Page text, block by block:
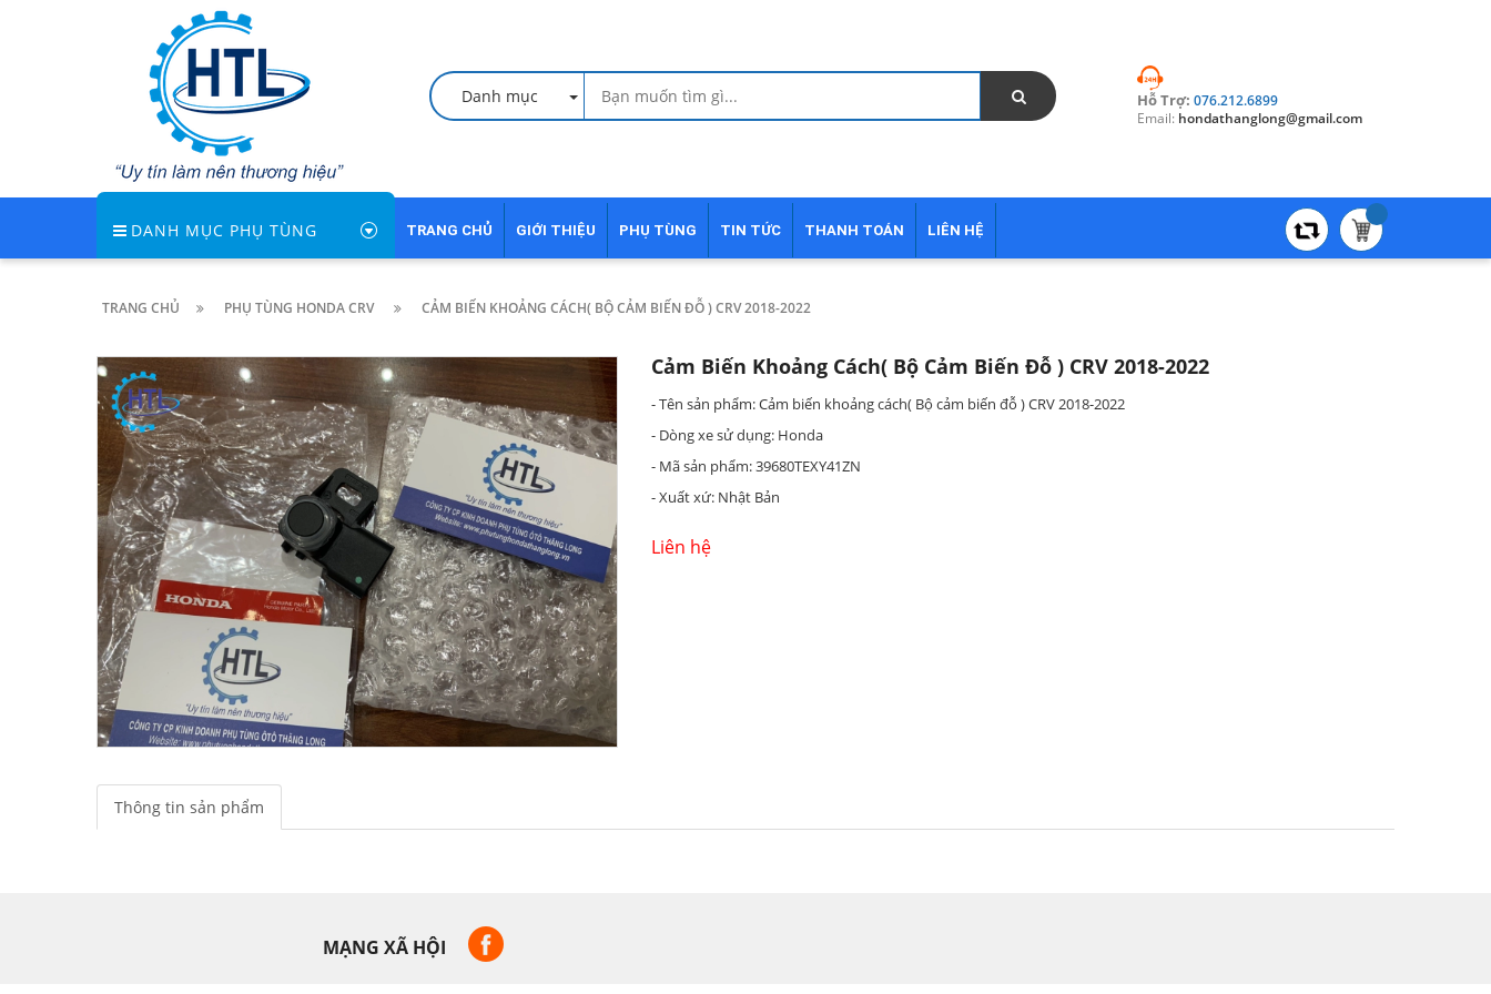
Danh mục Hỗ Trợ: 076.212.6899
Email: hondathanglong@gmail.com
DANH MỤC PHỤ TÙNG TRANG CHỦ GIỚI THIỆU PHỤ TÙNG TIN TỨC THANH TOÁN LIÊN HỆ
TRANG CHỦ PHỤ TÙNG HONDA CRV CẢM BIẾN KHOẢNG CÁCH( BỘ CẢM BIẾN ĐỖ ) CRV 2018-2022
Cảm Biến Khoảng Cách( Bộ Cảm Biến Đỗ ) CRV 2018-2022
- Tên sản phẩm: Cảm biến khoảng cách( Bộ cảm biến đỗ ) CRV 2018-2022
- Dòng xe sử dụng: Honda
- Mã sản phẩm: 39680TEXY41ZN
- Xuất xứ: Nhật Bản
Liên hệ
Thông tin sản phẩm
MẠNG XÃ HỘI